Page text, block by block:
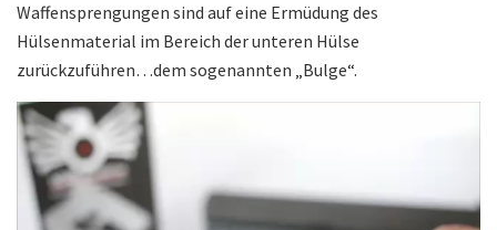
Waffensprengungen sind auf eine Ermüdung des
Hülsenmaterial im Bereich der unteren Hülse
zurückzuführen…dem sogenannten „Bulge“.